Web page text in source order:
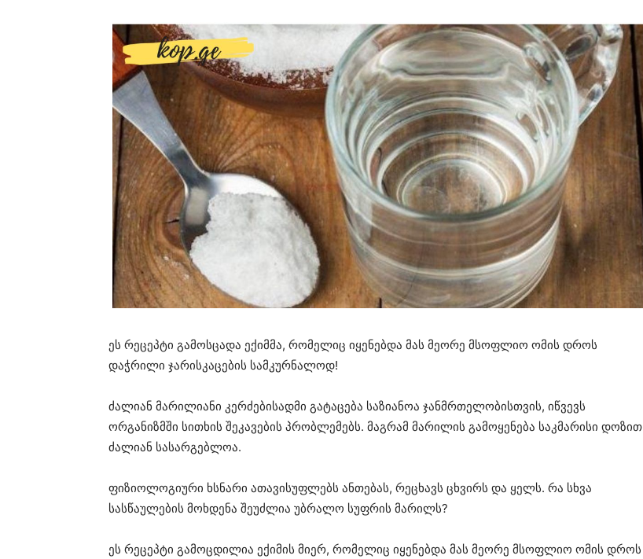
ეს რეცეპტი გამოსცადა ექიმმა, რომელიც იყენებდა მას მეორე მსოფლიო ომის დროს
დაჭრილი ჯარისკაცების სამკურნალოდ!
ძალიან მარილიანი კერძებისადმი გატაცება საზიანოა ჯანმრთელობისთვის, იწვევს
ორგანიზმში სითხის შეკავების პრობლემებს. მაგრამ მარილის გამოყენება საკმარისი დოზით
ძალიან სასარგებლოა.
ფიზიოლოგიური ხსნარი ათავისუფლებს ანთებას, რეცხავს ცხვირს და ყელს. რა სხვა
სასწაულების მოხდენა შეუძლია უბრალო სუფრის მარილს?
ეს რეცეპტი გამოცდილია ექიმის მიერ, რომელიც იყენებდა მას მეორე მსოფლიო ომის დროს